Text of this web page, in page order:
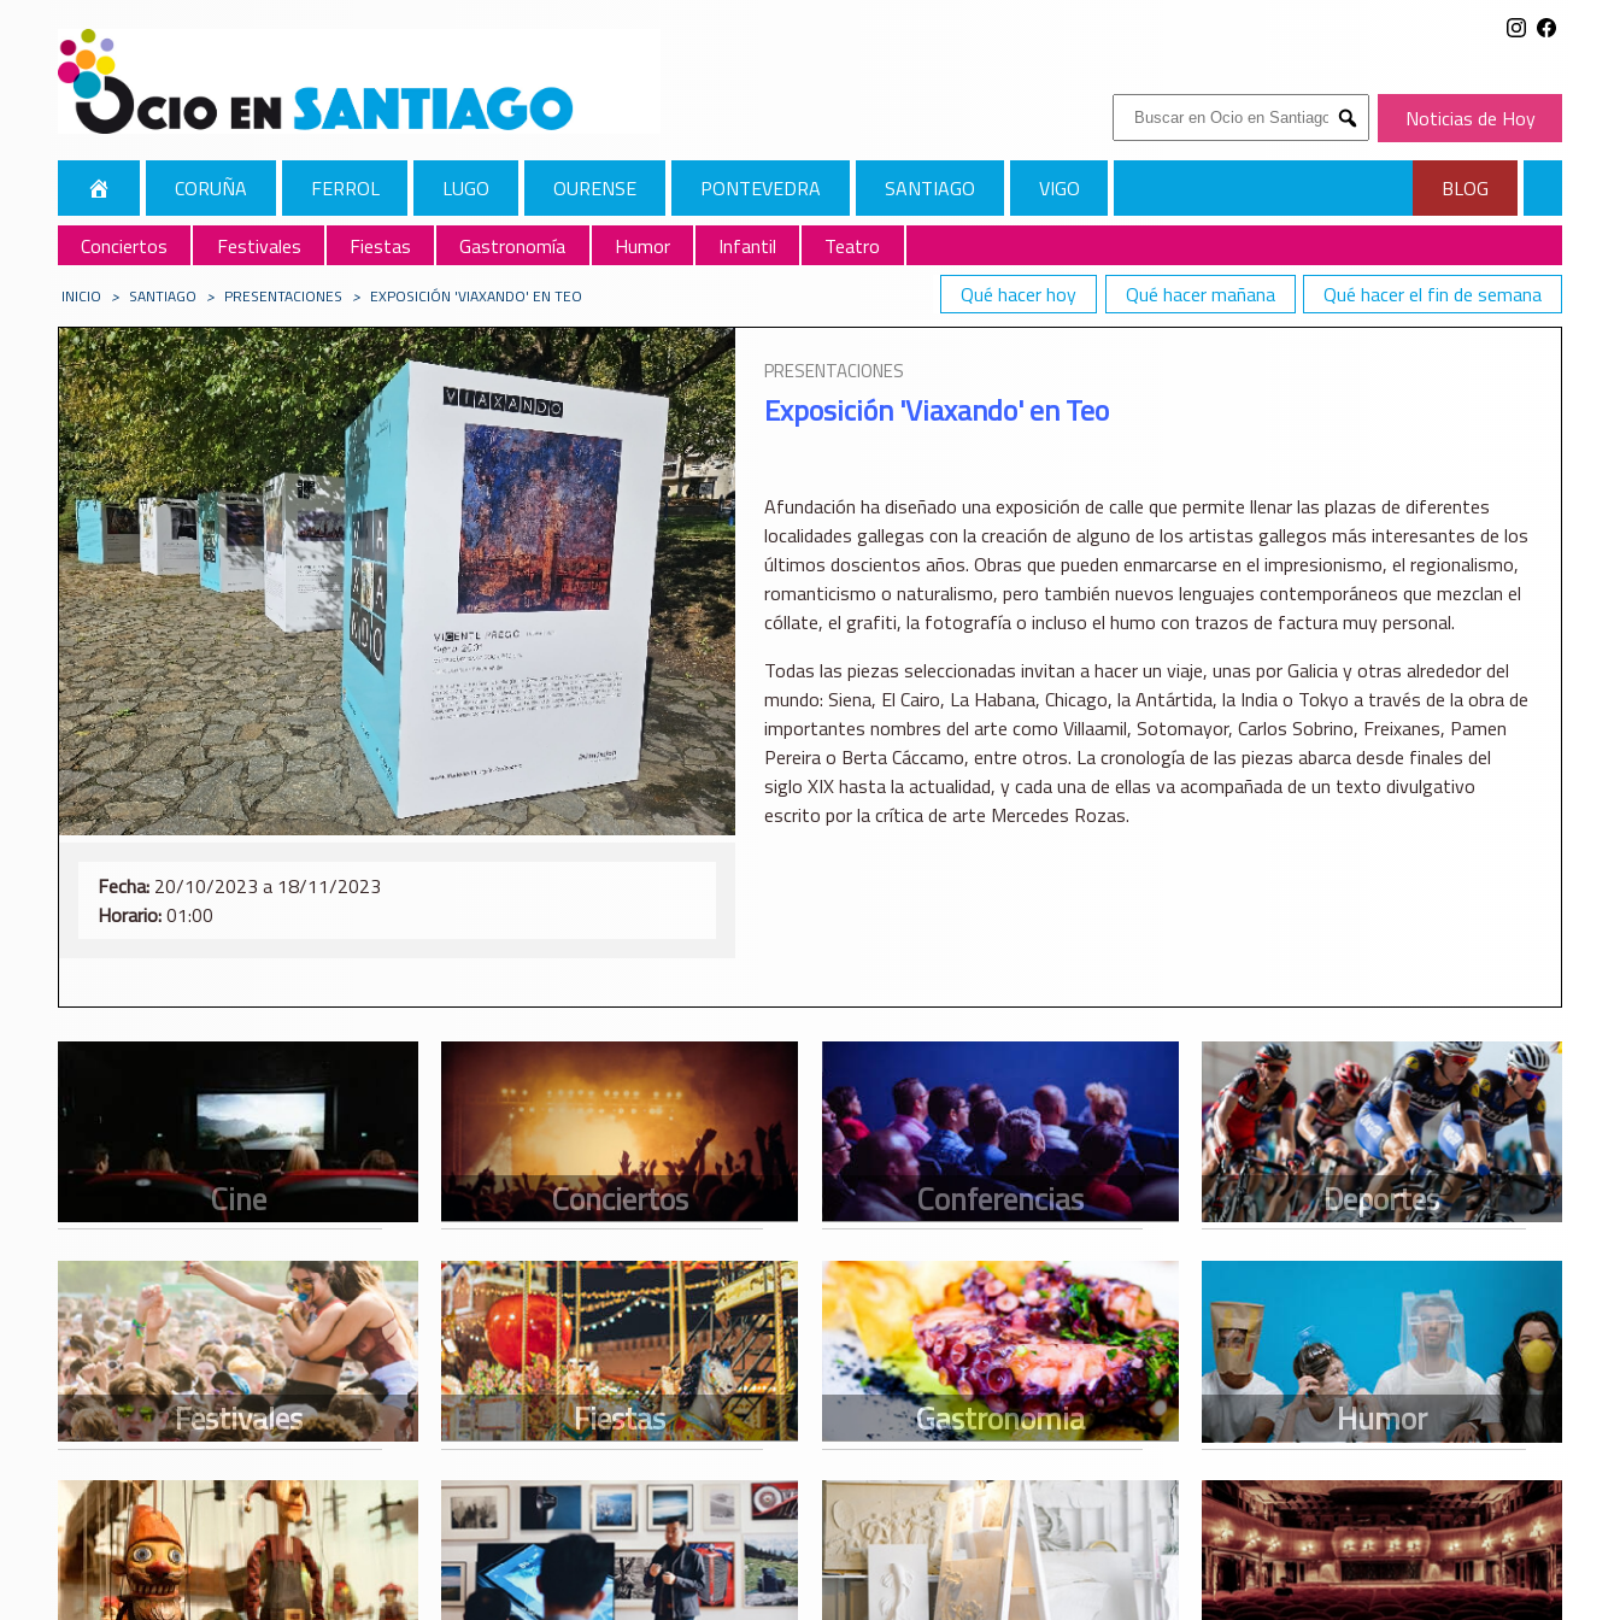
Buscar:
Submit
Noticias de Hoy
CORUÑA FERROL LUGO OURENSE PONTEVEDRA SANTIAGO VIGO
BLOG
Conciertos
Festivales Fiestas Gastronomía Humor Infantil
Teatro
Qué hacer hoy
Qué hacer mañana Qué hacer el fin de semana
INICIO > SANTIAGO > PRESENTACIONES > EXPOSICIÓN 'VIAXANDO' EN TEO
Fecha: 20/10/2023 a 18/11/2023
Horario:01:00
PRESENTACIONES
Exposición 'Viaxando' en Teo
Afundación ha diseñado una exposición de calle que permite llenar las plazas de diferentes
localidades gallegas con la creación de alguno de los artistas gallegos más interesantes de los
últimos doscientos años. Obras que pueden enmarcarse en el impresionismo, el regionalismo,
romanticismo o naturalismo, pero también nuevos lenguajes contemporáneos que mezclan el
cóllate, el grafiti, la fotografía o incluso el humo con trazos de factura muy personal.
Todas las piezas seleccionadas invitan a hacer un viaje, unas por Galicia y otras alrededor del
mundo: Siena, El Cairo, La Habana, Chicago, la Antártida, la India o Tokyo a través de la obra de
importantes nombres del arte como Villaamil, Sotomayor, Carlos Sobrino, Freixanes, Pamen
Pereira o Berta Cáccamo, entre otros. La cronología de las piezas abarca desde finales del
siglo XIX hasta la actualidad, y cada una de ellas va acompañada de un texto divulgativo
escrito por la crítica de arte Mercedes Rozas.